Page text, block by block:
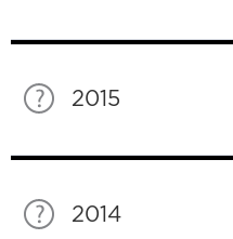
2015
2014